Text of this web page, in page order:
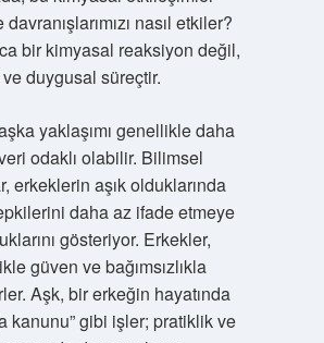
nasıl etkiler?
bir kimyasal reaksiyon değil,
duygusal süreçtir.
yaklaşımı genellikle daha
odaklı olabilir. Bilimsel
erkeklerin aşık olduklarında
daha az ifade etmeye
gösteriyor. Erkekler,
güven ve bağımsızlıkla
Aşk, bir erkeğin hayatında
kanunu” gibi işler; pratiklik ve